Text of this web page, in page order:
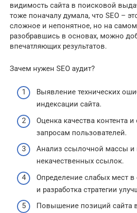
видимость сайта в поисковой
тоже поначалу думала, что SEO –
сложное и непонятное, но на
разобравшись в основах, можно
впечатляющих результатов.
Зачем нужен SEO аудит?
Выявление технических
индексации сайта.
Оценка качества контента и
запросам пользователей.
Анализ ссылочной массы и
некачественных ссылок.
Определение слабых мест
и разработка стратегии
Повышение позиций сайта